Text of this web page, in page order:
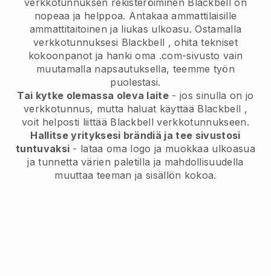
verkkotunnuksen rekisteröiminen Blackbell on
nopeaa ja helppoa. Antakaa ammattilaisille
ammattitaitoinen ja liukas ulkoasu. Ostamalla
verkkotunnuksesi Blackbell , ohita tekniset
kokoonpanot ja hanki oma .com-sivusto vain
muutamalla napsautuksella, teemme työn
puolestasi.
Tai kytke olemassa oleva laite - jos sinulla on jo
verkkotunnus, mutta haluat käyttää Blackbell ,
voit helposti liittää Blackbell verkkotunnukseen.
Hallitse yrityksesi brändiä ja tee sivustosi
tuntuvaksi - lataa oma logo ja muokkaa ulkoasua
ja tunnetta värien paletilla ja mahdollisuudella
muuttaa teeman ja sisällön kokoa.